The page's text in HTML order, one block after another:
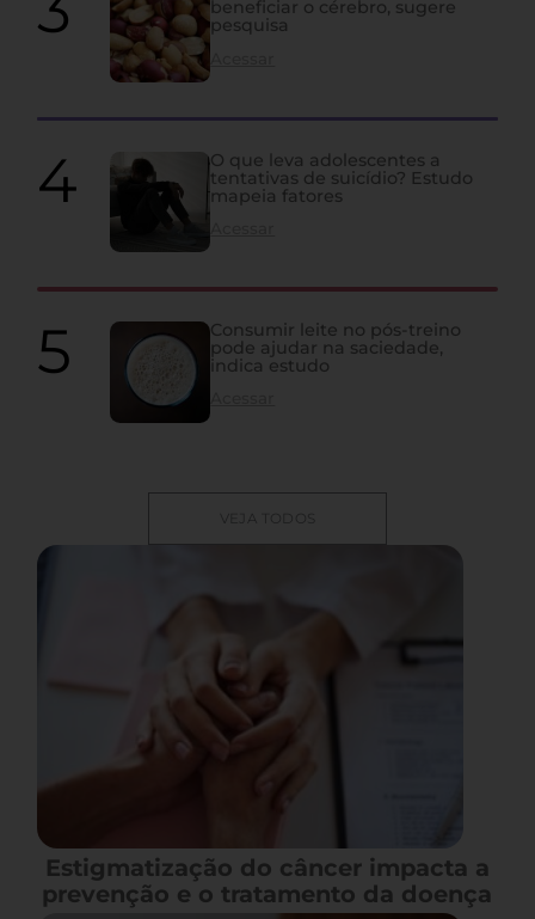
beneficiar o cérebro, sugere
pesquisa
O que leva adolescentes a
tentativas de suicídio? Estudo
mapeia fatores
Consumir leite no pós-treino
pode ajudar na saciedade,
indica estudo
VEJA TODOS
Estigmatização do câncer impacta a
prevenção e o tratamento da doença